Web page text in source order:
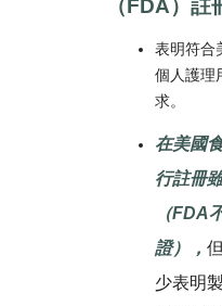
（FDA）註
表明符合
個人護理
求。
在美國
行註冊
（FDA
證），
少表明